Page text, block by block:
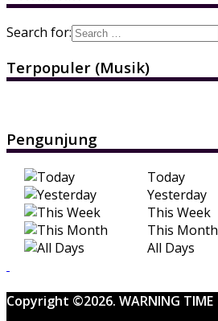
Search for:
Terpopuler (Musik)
Pengunjung
Today
Yesterday
This Week
This Month
All Days
Copyright ©2026. WARNING TIME